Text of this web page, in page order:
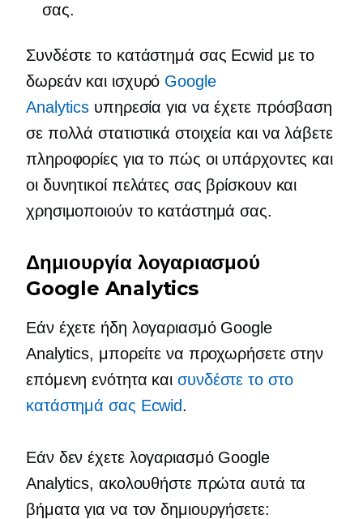
σας.
Συνδέστε το κατάστημά σας Ecwid με το
δωρεάν και ισχυρό Google
Analytics υπηρεσία για να έχετε πρόσβαση
σε πολλά στατιστικά στοιχεία και να λάβετε
πληροφορίες για το πώς οι υπάρχοντες και
οι δυνητικοί πελάτες σας βρίσκουν και
χρησιμοποιούν το κατάστημά σας.
Δημιουργία λογαριασμού
Google Analytics
Εάν έχετε ήδη λογαριασμό Google
Analytics, μπορείτε να προχωρήσετε στην
επόμενη ενότητα και συνδέστε το στο
κατάστημά σας Ecwid.
Εάν δεν έχετε λογαριασμό Google
Analytics, ακολουθήστε πρώτα αυτά τα
βήματα για να τον δημιουργήσετε: